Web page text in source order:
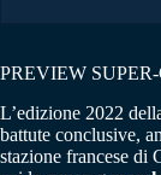
PREVIEW
L’edizione 2022
battute conclusive,
stazione francese di